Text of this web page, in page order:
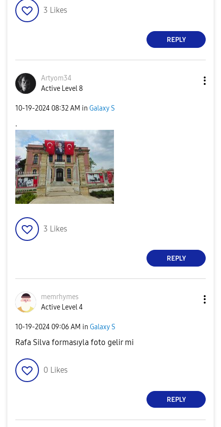
3 Likes
REPLY
Artyom34
Active Level 8
‎10-19-2024 08:32 AM in Galaxy S
.
3 Likes
REPLY
memrhymes
Active Level 4
‎10-19-2024 09:06 AM in Galaxy S
Rafa Silva formasıyla foto gelir mi
0 Likes
REPLY